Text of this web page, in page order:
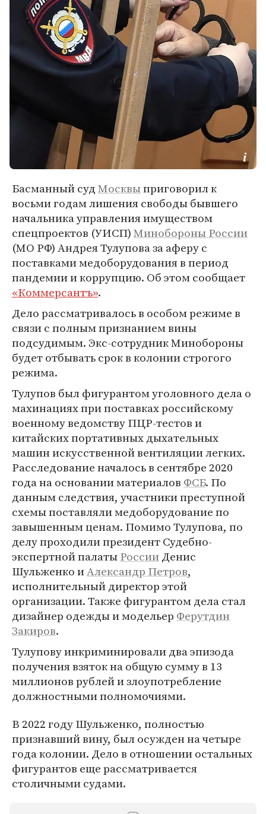
Басманный судМосквыприговорил к
восьми годам лишения свободы бывшего
начальника управления имуществом
спецпроектов (УИСП)Минобороны России
(МО РФ) Андрея Тулупова за аферу с
поставками медоборудования в период
пандемии и коррупцию. Об этом сообщает
«Коммерсантъ».
Дело рассматривалось в особом режиме в
связи с полным признанием вины
подсудимым. Экс-сотрудник Минобороны
будет отбывать срок в колонии строгого
режима.
Тулупов был фигурантом уголовного дела о
махинациях при поставках российскому
военному ведомству ПЦР-тестов и
китайских портативных дыхательных
машин искусственной вентиляции легких.
Расследование началось в сентябре 2020
года на основании материалов ФСБ. По
данным следствия, участники преступной
схемы поставляли медоборудование по
завышенным ценам. Помимо Тулупова, по
делу проходили президент Судебно-
экспертной палатыРоссииДенис
Шульженко иАлександр Петров,
исполнительный директор этой
организации. Также фигурантом дела стал
дизайнер одежды и модельер Ферутдин
Закиров.
Тулупову инкриминировали два эпизода
получения взяток на общую сумму в 13
миллионов рублей и злоупотребление
должностными полномочиями.
В 2022 году Шульженко, полностью
признавший вину, был осужден на четыре
года колонии. Дело в отношении остальных
фигурантов еще рассматривается
столичными судами.